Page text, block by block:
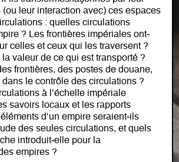
leur interaction avec) ces espaces
: quelles circulations
? Les frontières impériales ont‐
celles et ceux qui les traversent ?
la valeur de ce qui est transporté ?
frontières, des postes de douane,
le contrôle des circulations ?
à l’échelle impériale
savoirs locaux et les rapports
d’un empire seraient‐ils
des seules circulations, et quels
introduit‐elle pour la
empires ?